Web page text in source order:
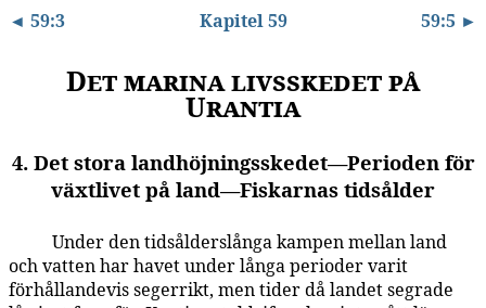
◄ 59:3 Kapitel 59 59:5 ►
Det marina livsskedet på
Urantia
4. Det stora landhöjningsskedet—Perioden för
växtlivet på land—Fiskarnas tidsålder
Under den tidsålderslånga kampen mellan land
och vatten har havet under långa perioder varit
förhållandevis segerrikt, men tider då landet segrade